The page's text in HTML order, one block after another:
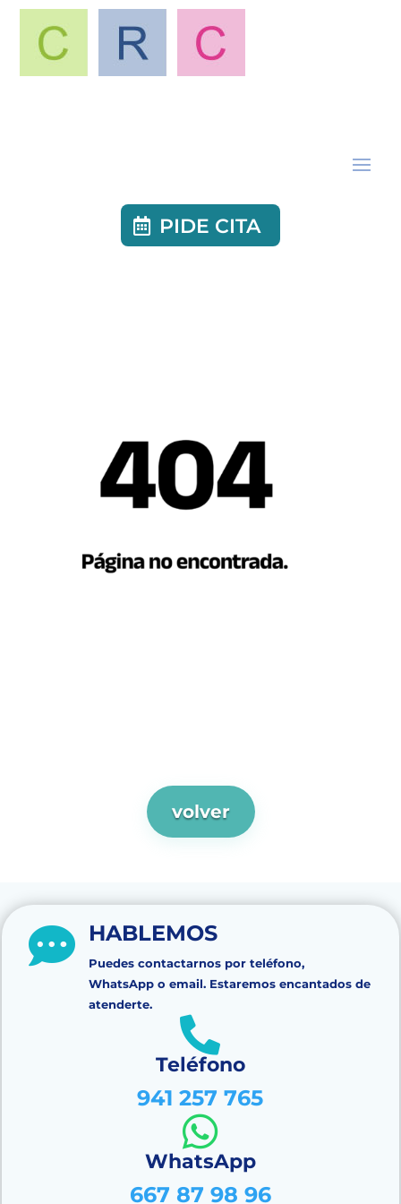
PIDE CITA
volver
 HABLEMOS
Puedes contactarnos por teléfono,
WhatsApp o email. Estaremos encantados de
atenderte.

Teléfono
941 257 765

WhatsApp
667 87 98 96